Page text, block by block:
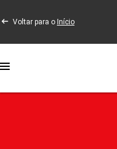
Voltar para o Início